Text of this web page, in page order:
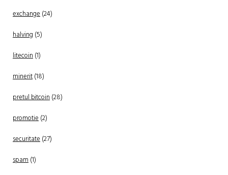
exchange(24)
halving (5)
litecoin(1)
minerit(18)
pretul bitcoin(28)
promotie(2)
securitate(27)
spam(1)